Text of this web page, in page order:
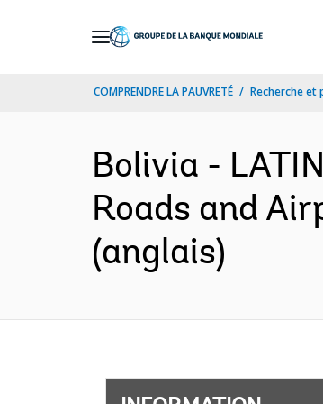
COMPRENDRE LA PAUVRETÉ Recherche et
Bolivia -
Roads and
(anglais)